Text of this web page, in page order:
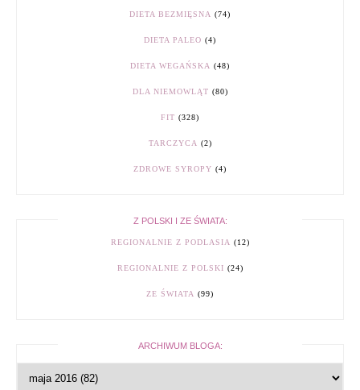
DIETA BEZMIĘSNA (74)
DIETA PALEO (4)
DIETA WEGAŃSKA (48)
DLA NIEMOWLĄT (80)
FIT (328)
TARCZYCA (2)
ZDROWE SYROPY (4)
Z POLSKI I ZE ŚWIATA:
REGIONALNIE Z PODLASIA (12)
REGIONALNIE Z POLSKI (24)
ZE ŚWIATA (99)
ARCHIWUM BLOGA: